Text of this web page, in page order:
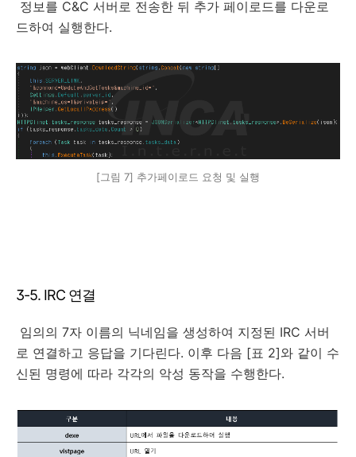
정보를 C&C 서버로 전송한 뒤 추가 페이로드를 다운로
드하여 실행한다.
[그림 7] 추가페이로드 요청 및 실행
3-5. IRC 연결
임의의 7자 이름의 닉네임을 생성하여 지정된 IRC 서버
로 연결하고 응답을 기다린다. 이후 다음 [표 2]와 같이 수
신된 명령에 따라 각각의 악성 동작을 수행한다.